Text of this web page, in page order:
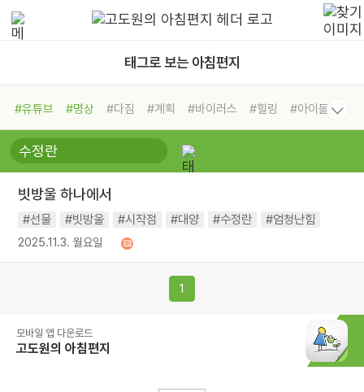
태그로 보는 아침편지
#유튜브 #명상 #다짐 #계획 #바이러스 #힐링
#아이들
#비전캠프
#독서캠프 #삶
#희망
#나눔 #친구 #링컨학교
#독서
#건강 #면역력
빗방울 하나에서
#선물 #빗방울 #시작점 #대양 #수정란 #엄청난힘
2025.11.3. 월요일
1
모바일 앱 다운로드
고도원의 아침편지